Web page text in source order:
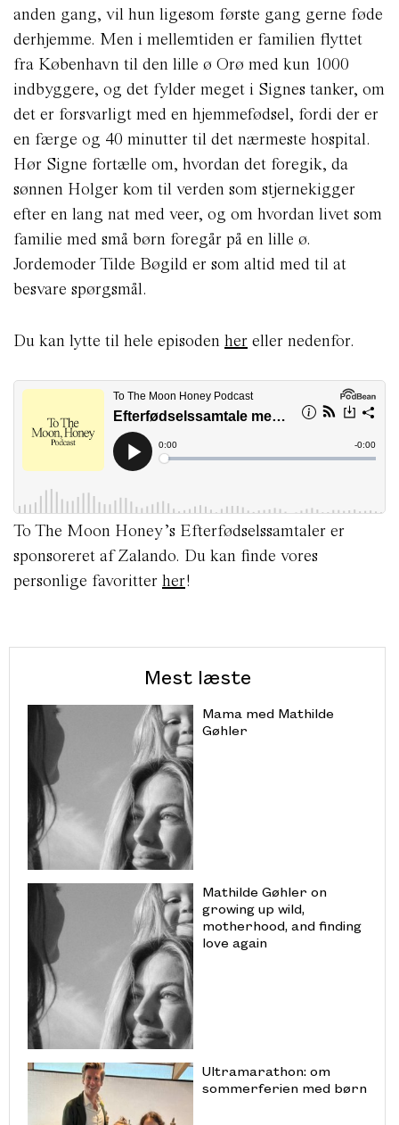
anden gang, vil hun ligesom første gang gerne føde
derhjemme. Men i mellemtiden er familien flyttet
fra København til den lille ø Orø med kun 1000
indbyggere, og det fylder meget i Signes tanker, om
det er forsvarligt med en hjemmefødsel, fordi der er
en færge og 40 minutter til det nærmeste hospital.
Hør Signe fortælle om, hvordan det foregik, da
sønnen Holger kom til verden som stjernekigger
efter en lang nat med veer, og om hvordan livet som
familie med små børn foregår på en lille ø.
Jordemoder Tilde Bøgild er som altid med til at
besvare spørgsmål.
Du kan lytte til hele episoden her eller nedenfor.
To The Moon Honey’s Efterfødselssamtaler er
sponsoreret af Zalando. Du kan finde vores
personlige favoritter her!
Mest læste
Mama med Mathilde
Gøhler
Mathilde Gøhler on
growing up wild,
motherhood, and finding
love again
Ultramarathon: om
sommerferien med børn